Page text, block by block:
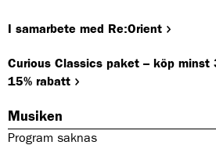
I samarbete med Re:Orient
Curious Classics paket – köp
15% rabatt
Musiken
Program saknas